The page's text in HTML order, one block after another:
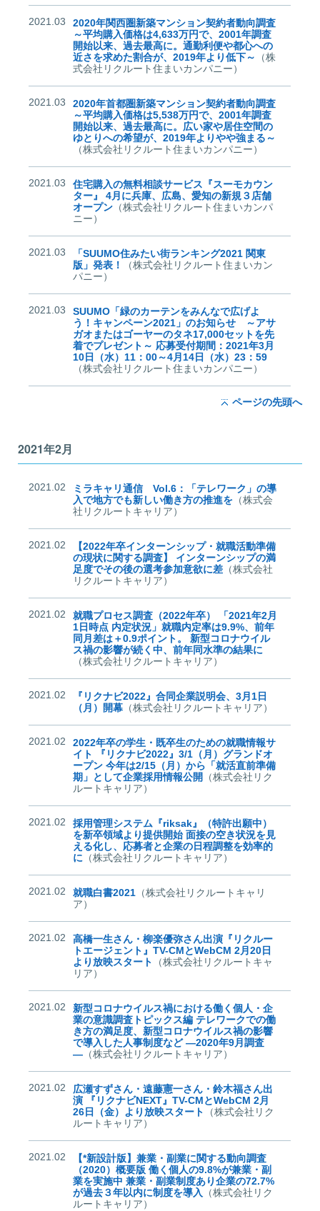
2021.03
2020年関西圏新築マンション契約者動向調査
～平均購入価格は4,633万円で、2001年調査
開始以来、過去最高に。通勤利便や都心への
近さを求めた割合が、2019年より低下～
（株
式会社リクルート住まいカンパニー）
2021.03
2020年首都圏新築マンション契約者動向調査
～平均購入価格は5,538万円で、2001年調査
開始以来、過去最高に。広い家や居住空間の
ゆとりへの希望が、2019年よりやや強まる～
（株式会社リクルート住まいカンパニー）
2021.03
住宅購入の無料相談サービス『スーモカウン
ター』 4月に兵庫、広島、愛知の新規３店舗
オープン （株式会社リクルート住まいカンパ
ニー）
2021.03
「SUUMO住みたい街ランキング2021 関東
版」発表！
（株式会社リクルート住まいカン
パニー）
2021.03
SUUMO「緑のカーテンをみんなで広げよ
う！キャンペーン2021」のお知らせ ～アサ
ガオまたはゴーヤーのタネ17,000セットを先
着でプレゼント～ 応募受付期間：2021年3月
10日（水）11：00～4月14日（水）23：59
（株式会社リクルート住まいカンパニー）
ページの先頭へ
2021年2月
2021.02
ミラキャリ通信 Vol.6：「テレワーク」の導
入で地方でも新しい働き方の推進を （株式会
社リクルートキャリア）
2021.02
【2022年卒インターンシップ・就職活動準備
の現状に関する調査】 インターンシップの満
足度でその後の選考参加意欲に差 （株式会社
リクルートキャリア）
2021.02
就職プロセス調査（2022年卒） 「2021年2月
1日時点 内定状況」就職内定率は9.9%、前年
同月差は＋0.9ポイント。 新型コロナウイル
ス禍の影響が続く中、前年同水準の結果に
（株式会社リクルートキャリア）
2021.02
『リクナビ2022』合同企業説明会、3月1日
（月）開幕 （株式会社リクルートキャリア）
2021.02
2022年卒の学生・既卒生のための就職情報サ
イト 『リクナビ2022』3/1（月）グランドオ
ープン 今年は2/15（月）から「就活直前準備
期」として企業採用情報公開
（株式会社リク
ルートキャリア）
2021.02
採用管理システム『riksak』（特許出願中）
を新卒領域より提供開始 面接の空き状況を見
える化し、応募者と企業の日程調整を効率的
に （株式会社リクルートキャリア）
2021.02 就職白書2021 （株式会社リクルートキャリ
ア）
2021.02
高橋一生さん・柳楽優弥さん出演『リクルー
トエージェント』TV-CMとWebCM 2月20日
より放映スタート
（株式会社リクルートキャ
リア）
2021.02
新型コロナウイルス禍における働く個人・企
業の意識調査トピックス編 テレワークでの働
き方の満足度、新型コロナウイルス禍の影響
で導入した人事制度など ―2020年9月調査
― （株式会社リクルートキャリア）
2021.02
広瀬すずさん・遠藤憲一さん・鈴木福さん出
演 『リクナビNEXT』TV-CMとWebCM 2月
26日（金）より放映スタート
（株式会社リク
ルートキャリア）
2021.02
【*新設計版】兼業・副業に関する動向調査
（2020）概要版 働く個人の9.8%が兼業・副
業を実施中 兼業・副業制度あり企業の72.7%
が過去３年以内に制度を導入
（株式会社リク
ルートキャリア）